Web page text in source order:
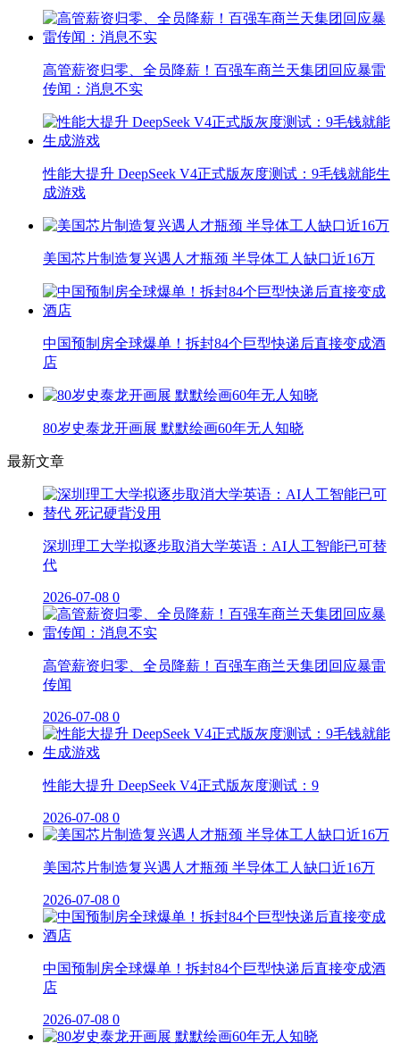
高管薪资归零、全员降薪！百强车商兰天集团回应暴雷
传闻：消息不实
性能大提升 DeepSeek V4正式版灰度测试：9毛钱就能生
成游戏
美国芯片制造复兴遇人才瓶颈 半导体工人缺口近16万
中国预制房全球爆单！拆封84个巨型快递后直接变成酒
店
80岁史泰龙开画展 默默绘画60年无人知晓
最新文章
深圳理工大学拟逐步取消大学英语：AI人工智能已可替
代
2026-07-08 0
高管薪资归零、全员降薪！百强车商兰天集团回应暴雷
传闻
2026-07-08 0
性能大提升 DeepSeek V4正式版灰度测试：9
2026-07-08 0
美国芯片制造复兴遇人才瓶颈 半导体工人缺口近16万
2026-07-08 0
中国预制房全球爆单！拆封84个巨型快递后直接变成酒
店
2026-07-08 0